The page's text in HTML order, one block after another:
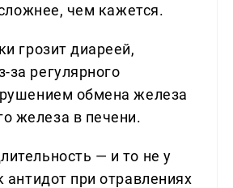
чем кажется.
грозит диареей,
регулярного
обмена железа
железа в печени.
— и то не у
при отравлениях